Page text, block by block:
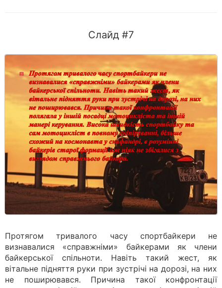
Слайд #7
Протягом тривалого часу спортбайкери не
визнавалися «справжніми» байкерами як члени
байкерської спільноти. Навіть такий жест, як
вітальне підняття руки при зустрічі на дорозі, на них
не поширювався. Причина такої конфронтації